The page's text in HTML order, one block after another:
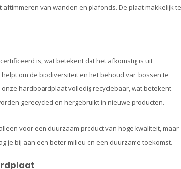
van wanden en plafonds. De plaat makkelijk te
is, wat betekent dat het afkomstig is uit
om de biodiversiteit en het behoud van bossen te
hardboardplaat volledig recyclebaar, wat betekent
gerecycled en hergebruikt in nieuwe producten.
voor een duurzaam product van hoge kwaliteit, maar
je bij aan een beter milieu en een duurzame toekomst.